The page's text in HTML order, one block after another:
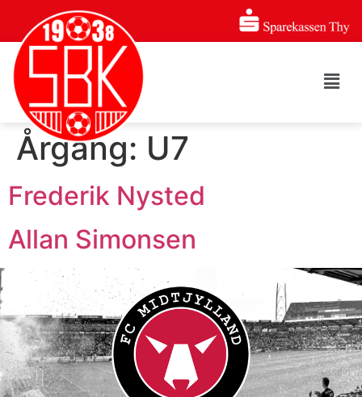
Årgang: U7
Frederik Nysted
Allan Simonsen